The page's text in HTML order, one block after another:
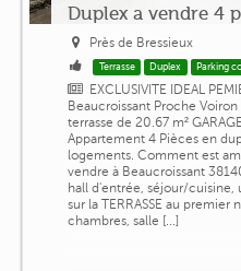
Duplex a vendre 4
Près de Bressieux
Terrasse Duplex Parking
EXCLUSIVITE IDEAL
Beaucroissant Proche
terrasse de 20.67 m²
Appartement 4 Pièces en
logements. Comment est
vendre à Beaucroissant
hall d'entrée, séjour/
sur la TERRASSE au premier
chambres, salle [...]